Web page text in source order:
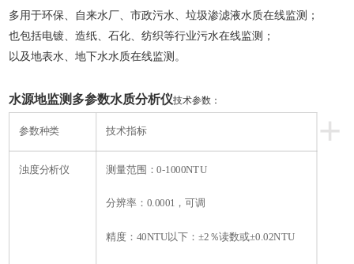
多用于环保、自来水厂、市政污水、垃圾渗滤液水质在线监测；
也包括电镀、造纸、石化、纺织等行业污水在线监测；
以及地表水、地下水水质在线监测。
水源地监测多参数水质分析仪技术参数：
+
参数种类 技术指标
浊度分析仪 测量范围：0-1000NTU
分辨率：0.0001，可调
精度：40NTU以下：±2％读数或±0.02NTU